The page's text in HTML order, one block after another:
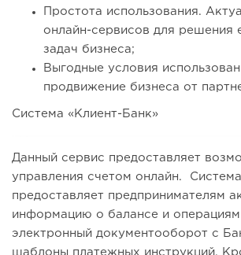
Простота использования.
онлайн-сервисов для решения
задач бизнеса;
Выгодные условия
продвижение бизнеса от
Система «Клиент-Банк»
Данный сервис предоставляет
управления счетом онлайн.
предоставляет предпринимателям
информацию о балансе и операциям
электронный документооборот с
шаблоны платежных инструкций.